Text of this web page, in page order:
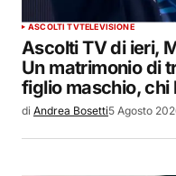
ASCOLTI TVTELEVISIONE
Ascolti TV di ieri,
Un matrimonio di
figlio maschio, chi
di Andrea Bosetti5 Agosto